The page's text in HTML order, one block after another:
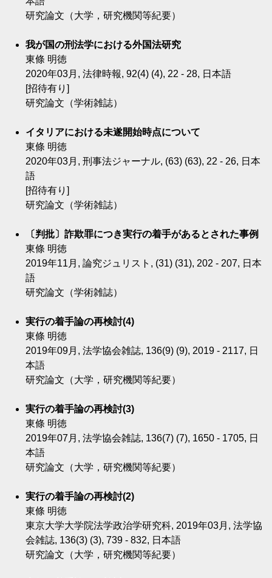
研究論文（大学，研究機関等紀要）
我が国の刑法学における外国法研究
東條 明徳
2020年03月, 法律時報, 92(4) (4), 22 - 28, 日本語
[招待有り]
研究論文（学術雑誌）
イタリアにおける未遂開始時点について
東條 明徳
2020年03月, 刑事法ジャーナル, (63) (63), 22 - 26, 日本
語
[招待有り]
研究論文（学術雑誌）
〔判批〕詐欺罪につき実行の着手があるとされた事例
東條 明徳
2019年11月, 論究ジュリスト, (31) (31), 202 - 207, 日本
語
研究論文（学術雑誌）
実行の着手論の再検討(4)
東條 明徳
2019年09月, 法学協会雑誌, 136(9) (9), 2019 - 2117, 日
本語
研究論文（大学，研究機関等紀要）
実行の着手論の再検討(3)
東條 明徳
2019年07月, 法学協会雑誌, 136(7) (7), 1650 - 1705, 日
本語
研究論文（大学，研究機関等紀要）
実行の着手論の再検討(2)
東條 明徳
東京大学大学院法学政治学研究科, 2019年03月, 法学協
会雑誌, 136(3) (3), 739 - 832, 日本語
研究論文（大学，研究機関等紀要）